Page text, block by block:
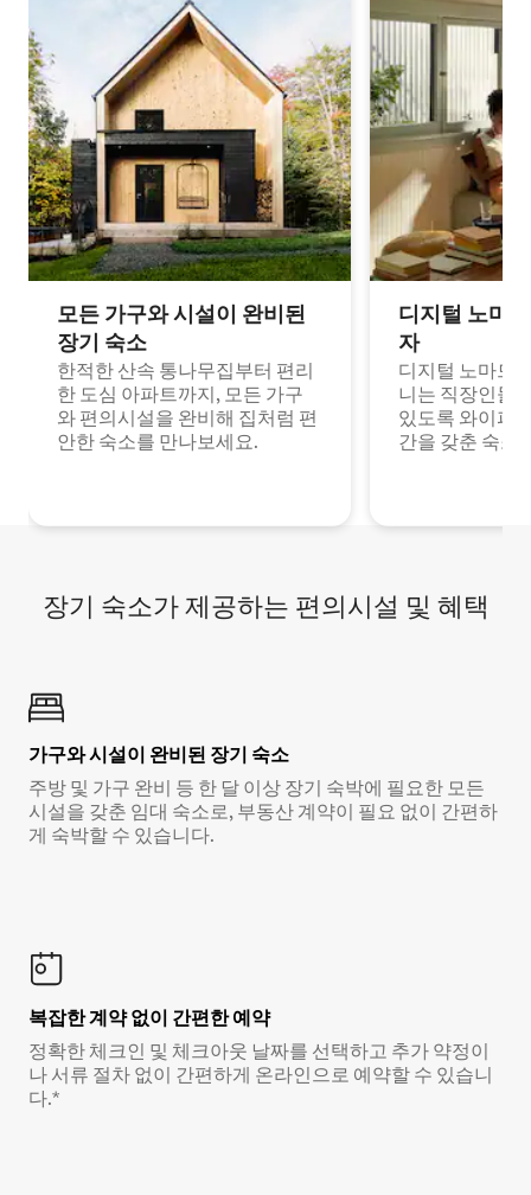
모든 가구와 시설이 완비된
장기 숙소
한적한 산속 통나무집부터 편리
한 도심 아파트까지, 모든 가구
와 편의시설을 완비해 집처럼 편
안한 숙소를 만나보세요.
디지털 노마
자
디지털 노마드
니는 직장인들
있도록 와이파
간을 갖춘 숙소
장기 숙소가 제공하는 편의시설 및 혜택
가구와 시설이 완비된 장기 숙소
주방 및 가구 완비 등 한 달 이상 장기 숙박에 필요한 모든
시설을 갖춘 임대 숙소로, 부동산 계약이 필요 없이 간편하
게 숙박할 수 있습니다.
복잡한 계약 없이 간편한 예약
정확한 체크인 및 체크아웃 날짜를 선택하고 추가 약정이
나 서류 절차 없이 간편하게 온라인으로 예약할 수 있습니
다.*